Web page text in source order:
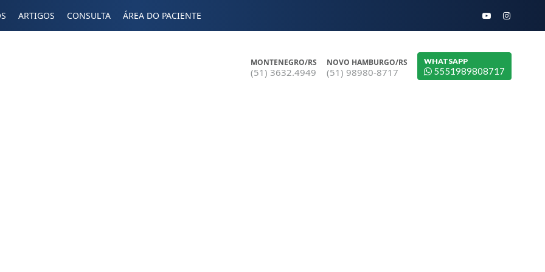
ARTIGOS CONSULTA ÁREA DO PACIENTE
MONTENEGRO/RS
(51) 3632.4949
NOVO HAMBURGO/RS
(51) 98980-8717
WHATSAPP
5551989808717